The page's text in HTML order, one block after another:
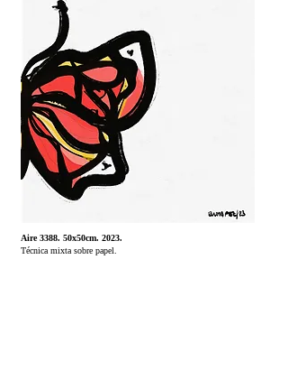
Aire 3388. 50x50cm. 2023.
Técnica mixta sobre papel.